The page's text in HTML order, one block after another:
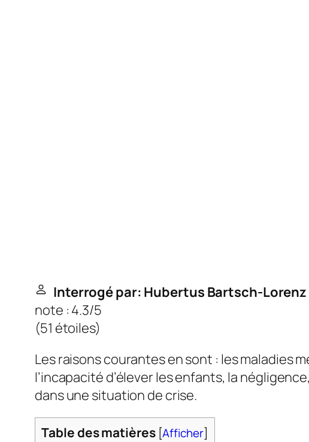
Interrogé par: Hubertus Bartsch-Lorenz
note : 4.3/5
(51 étoiles)
Les raisons courantes en sont : les maladies
l’incapacité d’élever les enfants, la
dans une situation de crise.
Table des matières [Afficher]